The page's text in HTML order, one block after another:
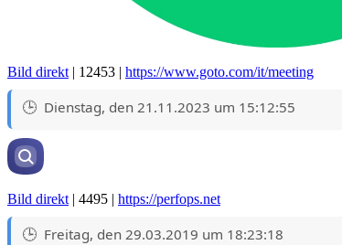
Bild direkt | 12453 | https://www.goto.com/it/meeting
Dienstag, den 21.11.2023 um 15:12:55
Bild direkt | 4495 | https://perfops.net
Freitag, den 29.03.2019 um 18:23:18